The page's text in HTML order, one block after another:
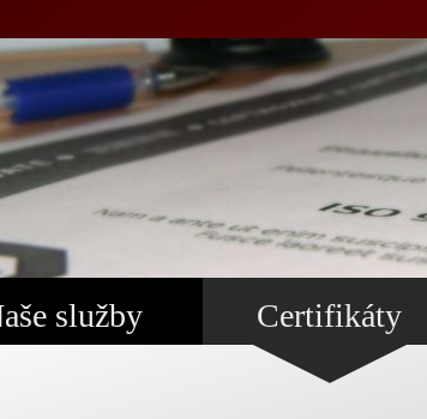
služby Certifikáty